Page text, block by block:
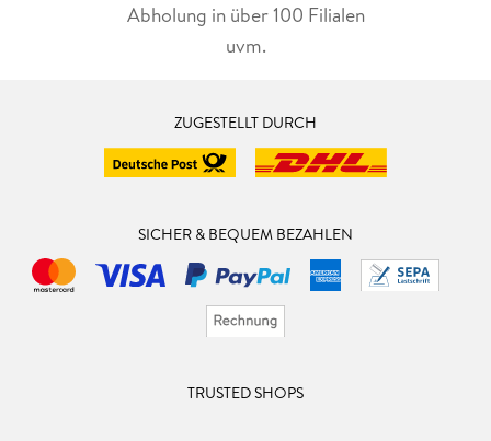
Abholung in über 100 Filialen
uvm.
ZUGESTELLT DURCH
SICHER & BEQUEM BEZAHLEN
TRUSTED SHOPS